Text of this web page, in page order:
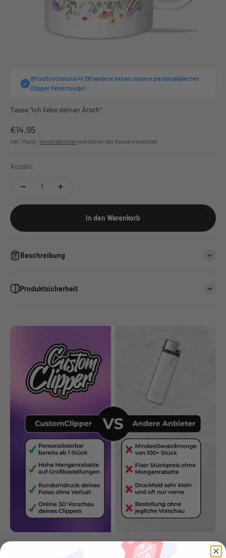
@fueltrottel und 41.261 andere lieben unsere personalisierten
Clipper Feuerzeuge!
Tasse "Ich liebe deinen Arsch"
Angebot
€14,95
inkl. MwSt. Versandkostenwerden an der Kasse berechnet
Anzahl:
In den Warenkorb
Beschreibung
Produktsicherheit